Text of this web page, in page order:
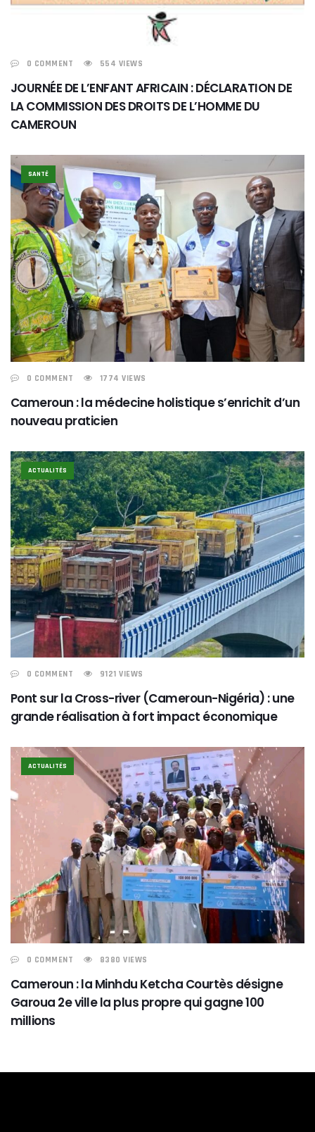
0 COMMENT 554 VIEWS
JOURNÉE DE L’ENFANT AFRICAIN : DÉCLARATION DE
LA COMMISSION DES DROITS DE L’HOMME DU
CAMEROUN
SANTÉ
0 COMMENT 1774 VIEWS
Cameroun : la médecine holistique s’enrichit d’un
nouveau praticien
ACTUALITÉS
0 COMMENT 9121 VIEWS
Pont sur la Cross-river (Cameroun-Nigéria) : une
grande réalisation à fort impact économique
ACTUALITÉS
0 COMMENT 8380 VIEWS
Cameroun : la Minhdu Ketcha Courtès désigne
Garoua 2e ville la plus propre qui gagne 100
millions